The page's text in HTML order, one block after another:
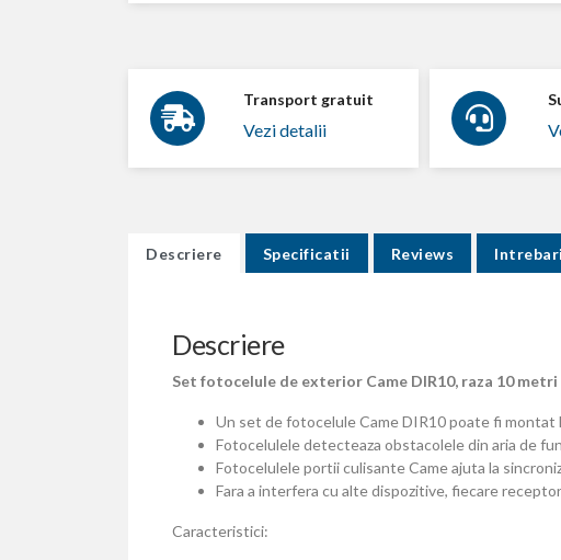
Transport gratuit
Vezi detalii
Descriere Specificatii Reviews
Descriere
Set fotocelule de exterior Came DIR10, raza 10 metri
Un set de fotocelule Came DIR10 poate fi montat
Fotocelulele detecteaza obstacolele din aria de
Fotocelulele portii culisante Came ajuta la
Fara a interfera cu alte dispozitive, fiecare
Caracteristici: